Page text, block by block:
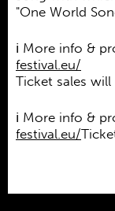
"One World
ℹ️ More info &
festival.eu/
Ticket sales
ℹ️ More info &
festival.eu/